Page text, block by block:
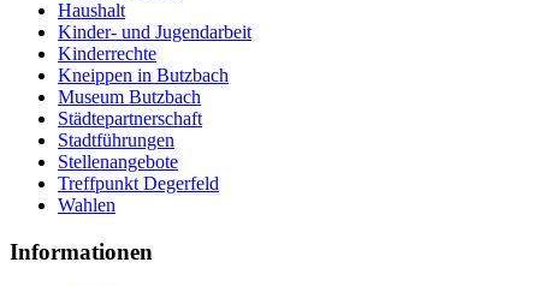
Haushalt
Kinder- und Jugendarbeit
Kinderrechte
Kneippen in Butzbach
Museum Butzbach
Städtepartnerschaft
Stadtführungen
Stellenangebote
Treffpunkt Degerfeld
Wahlen
Informationen